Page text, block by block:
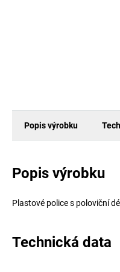
Popis výrobku
Popis výrobku
Plastové police s poloviční
Technická data